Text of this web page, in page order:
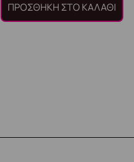
ΠΡΟΣΘΉΚΗ ΣΤΟ ΚΑΛΆΘΙ